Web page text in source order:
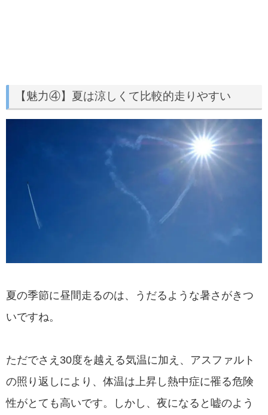
【魅力④】夏は涼しくて比較的走りやすい
夏の季節に昼間走るのは、うだるような暑さがきつ
いですね。
ただでさえ30度を越える気温に加え、アスファルト
の照り返しにより、体温は上昇し熱中症に罹る危険
性がとても高いです。しかし、夜になると嘘のよう